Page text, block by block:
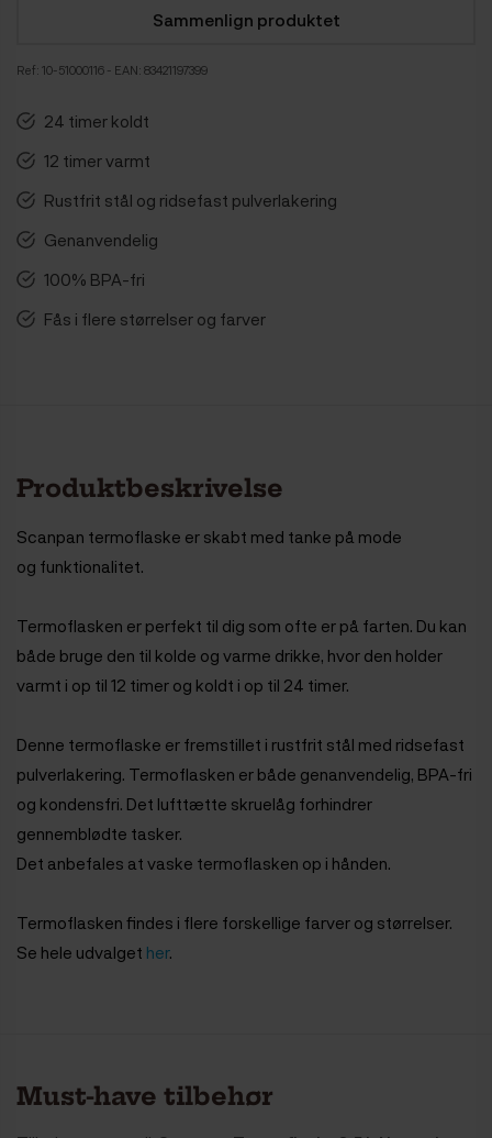
Sammenlign produktet
Ref: 10-51000116 - EAN: 83421197399
24 timer koldt
12 timer varmt
Rustfrit stål og ridsefast pulverlakering
Genanvendelig
100% BPA-fri
Fås i flere størrelser og farver
Produktbeskrivelse
Scanpan termoflaske er skabt med tanke på mode
og funktionalitet.
Termoflasken er perfekt til dig som ofte er på farten. Du kan
både bruge den til kolde og varme drikke, hvor den holder
varmt i op til 12 timer og koldt i op til 24 timer.
Denne termoflaske er fremstillet i rustfrit stål med ridsefast
pulverlakering. Termoflasken er både genanvendelig, BPA-fri
og kondensfri. Det lufttætte skruelåg forhindrer
gennemblødte tasker.
Det anbefales at vaske termoflasken op i hånden.
Termoflasken findes i flere forskellige farver og størrelser.
Se hele udvalget her.
Must-have tilbehør